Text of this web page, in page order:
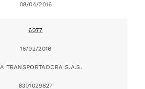
08/04/2016
6077
16/02/2016
TRANSPORTADORA S.A.S.
8301029827